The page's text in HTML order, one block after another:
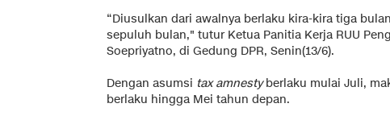
“Diusulkan dari awalnya berlaku kira-kira tiga
sepuluh bulan," tutur Ketua Panitia Kerja RUU
Soepriyatno, di Gedung DPR, Senin(13/6).
Dengan asumsi tax amnestyberlaku mulai Juli,
berlaku hingga Mei tahun depan.